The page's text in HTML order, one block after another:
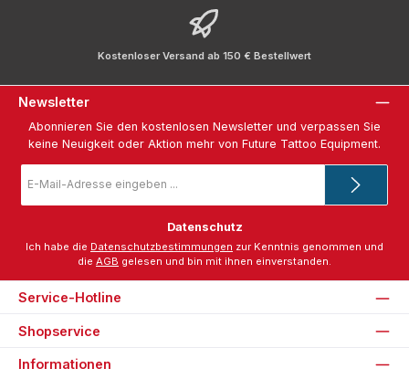
Kostenloser Versand ab 150 € Bestellwert
Newsletter
Abonnieren Sie den kostenlosen Newsletter und verpassen Sie
keine Neuigkeit oder Aktion mehr von Future Tattoo Equipment.
Mail-
*
Datenschutz
Ich habe die Datenschutzbestimmungen zur Kenntnis genommen und
die AGB gelesen und bin mit ihnen einverstanden.
Service-Hotline
Shopservice
Informationen